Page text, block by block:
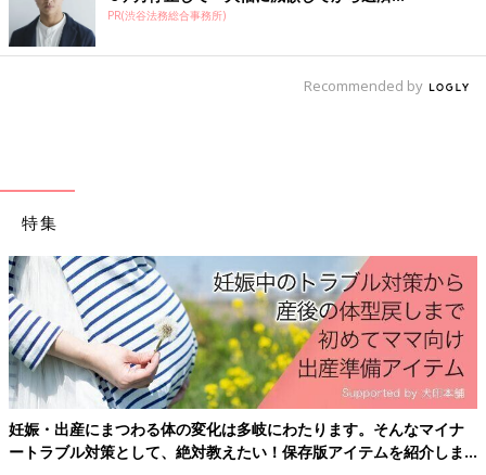
出典：Instagramアカウント「diet201019」
こちらのランチは、セブンイレブンの「蒸し鶏とシャキシャキ野
菜サラダ」を取り入れたヘルシーランチ。糖質制限ダイエット中
でのヘルシーランチなんだとか。料理するのが面倒な時でも、こ
んなふうにグラノーラにセブンイレブンサラダを一品足せば、立
派なランチセットになりますよね。
PR(渋谷法務総合事務所)
Recommended by
特集
妊娠・出産にまつわる体の変化は多岐にわたります。そんなマイナ
ートラブル対策として、絶対教えたい！保存版アイテムを紹介しま